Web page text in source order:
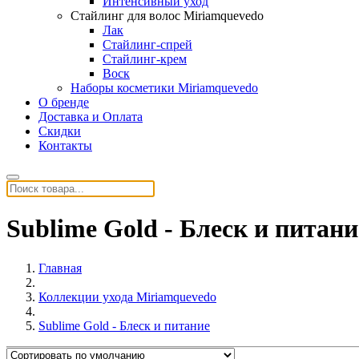
Стайлинг для волос Miriamquevedo
Лак
Стайлинг-спрей
Стайлинг-крем
Воск
Наборы косметики Miriamquevedo
О бренде
Доставка и Оплата
Скидки
Контакты
Sublime Gold - Блеск и
Главная
Коллекции ухода Miriamquevedo
Sublime Gold - Блеск и питание